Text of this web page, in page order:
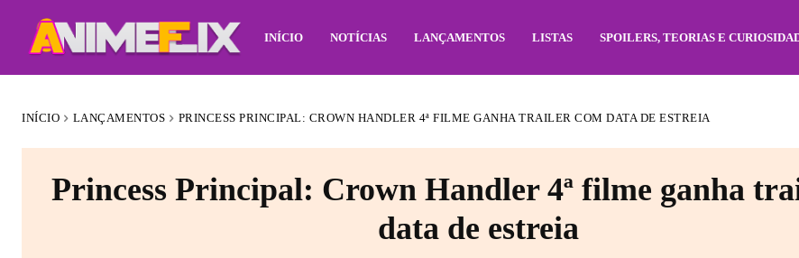
INÍCIO NOTÍCIAS LANÇAMENTOS LISTAS SPOILERS, TEORIAS E
INÍCIO LANÇAMENTOS PRINCESS PRINCIPAL: CROWN HANDLER 4ª FILME GANHA TRAILER COM DATA DE ESTREIA
Princess Principal: Crown Handler 4ª filme ganha
data de estreia